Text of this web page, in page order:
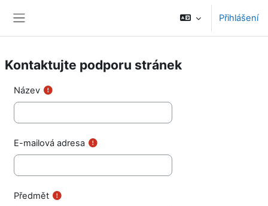
Přihlášení
Kontaktujte podporu stránek
Název
E-mailová adresa
Předmět